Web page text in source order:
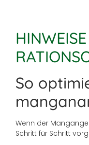
So
Wenn der
Schritt für Schritt